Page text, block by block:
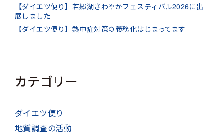
【ダイエツ便り】若郷湖さわやかフェスティバル2026に出
展しました
【ダイエツ便り】熱中症対策の義務化はじまってます
カテゴリー
ダイエツ便り
地質調査の活動